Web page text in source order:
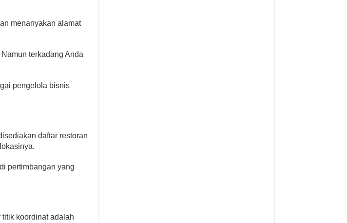
menanyakan alamat
terkadang Anda
pengelola bisnis
daftar restoran
pertimbangan yang
koordinat adalah